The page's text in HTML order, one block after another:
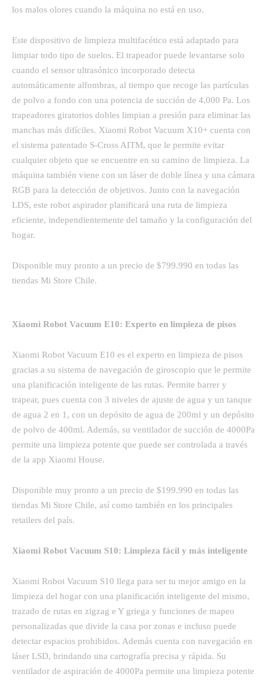
los malos olores cuando la máquina no está en uso.
Este dispositivo de limpieza multifacético está adaptado para
limpiar todo tipo de suelos. El trapeador puede levantarse solo
cuando el sensor ultrasónico incorporado detecta
automáticamente alfombras, al tiempo que recoge las partículas
de polvo a fondo con una potencia de succión de 4,000 Pa. Los
trapeadores giratorios dobles limpian a presión para eliminar las
manchas más difíciles. Xiaomi Robot Vacuum X10+ cuenta con
el sistema patentado S-Cross AITM, que le permite evitar
cualquier objeto que se encuentre en su camino de limpieza. La
máquina también viene con un láser de doble línea y una cámara
RGB para la detección de objetivos. Junto con la navegación
LDS, este robot aspirador planificará una ruta de limpieza
eficiente, independientemente del tamaño y la configuración del
hogar.
Disponible muy pronto a un precio de $799.990 en todas las
tiendas Mi Store Chile.
Xiaomi Robot Vacuum E10: Experto en limpieza de pisos
Xiaomi Robot Vacuum E10 es el experto en limpieza de pisos
gracias a su sistema de navegación de giroscopio que le permite
una planificación inteligente de las rutas. Permite barrer y
trapear, pues cuenta con 3 niveles de ajuste de agua y un tanque
de agua 2 en 1, con un depósito de agua de 200ml y un depósito
de polvo de 400ml. Además, su ventilador de succión de 4000Pa
permite una limpieza potente que puede ser controlada a través
de la app Xiaomi House.
Disponible muy pronto a un precio de $199.990 en todas las
tiendas Mi Store Chile, así como también en los principales
retailers del país.
Xiaomi Robot Vacuum S10: Limpieza fácil y más inteligente
Xiaomi Robot Vacuum S10 llega para ser tu mejor amigo en la
limpieza del hogar con una planificación inteligente del mismo,
trazado de rutas en zigzag e Y griega y funciones de mapeo
personalizadas que divide la casa por zonas e incluso puede
detectar espacios prohibidos. Además cuenta con navegación en
láser LSD, brindando una cartografía precisa y rápida. Su
ventilador de aspiración de 4000Pa permite una limpieza potente